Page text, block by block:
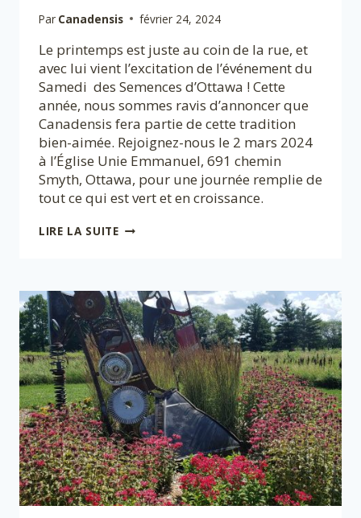
Par Canadensis février 24, 2024
Le printemps est juste au coin de la rue, et
avec lui vient l’excitation de l’événement du
Samedi des Semences d’Ottawa ! Cette
année, nous sommes ravis d’annoncer que
Canadensis fera partie de cette tradition
bien-aimée. Rejoignez-nous le 2 mars 2024
à l’Église Unie Emmanuel, 691 chemin
Smyth, Ottawa, pour une journée remplie de
tout ce qui est vert et en croissance.
LIRE LA SUITEPRÉPAREZ-
SAMEDI
DES
SEMENCES !